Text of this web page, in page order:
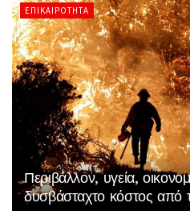
ΕΠΙΚΑΙΡΌΤΗΤΑ
Περιβάλλον, υγεία,
δυσβάσταχτο κόστος από